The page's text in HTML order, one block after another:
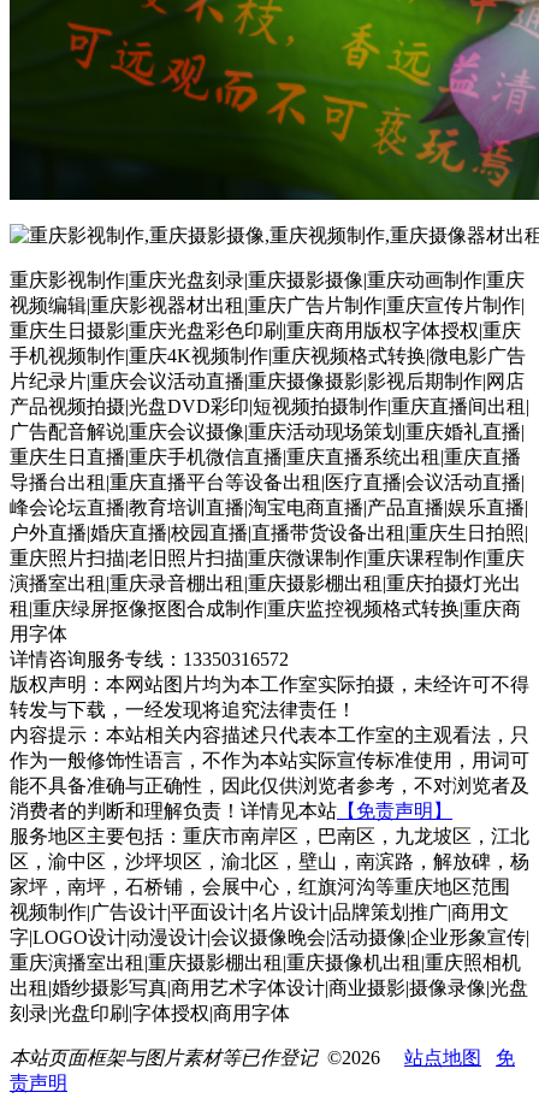
重庆影视制作|重庆光盘刻录|重庆摄影摄像|重庆动画制作|重庆
视频编辑|重庆影视器材出租|重庆广告片制作|重庆宣传片制作|
重庆生日摄影|重庆光盘彩色印刷|重庆商用版权字体授权|重庆
手机视频制作|重庆4K视频制作|重庆视频格式转换|微电影广告
片纪录片|重庆会议活动直播|重庆摄像摄影|影视后期制作|网店
产品视频拍摄|光盘DVD彩印|短视频拍摄制作|重庆直播间出租|
广告配音解说|重庆会议摄像|重庆活动现场策划|重庆婚礼直播|
重庆生日直播|重庆手机微信直播|重庆直播系统出租|重庆直播
导播台出租|重庆直播平台等设备出租|医疗直播|会议活动直播|
峰会论坛直播|教育培训直播|淘宝电商直播|产品直播|娱乐直播|
户外直播|婚庆直播|校园直播|直播带货设备出租|重庆生日拍照|
重庆照片扫描|老旧照片扫描|重庆微课制作|重庆课程制作|重庆
演播室出租|重庆录音棚出租|重庆摄影棚出租|重庆拍摄灯光出
租|重庆绿屏抠像抠图合成制作|重庆监控视频格式转换|重庆商
用字体
详情咨询服务专线：13350316572
版权声明：本网站图片均为本工作室实际拍摄，未经许可不得
转发与下载，一经发现将追究法律责任！
内容提示：本站相关内容描述只代表本工作室的主观看法，只
作为一般修饰性语言，不作为本站实际宣传标准使用，用词可
能不具备准确与正确性，因此仅供浏览者参考，不对浏览者及
消费者的判断和理解负责！详情见本站 【免责声明】
服务地区主要包括：重庆市南岸区，巴南区，九龙坡区，江北
区，渝中区，沙坪坝区，渝北区，壁山，南滨路，解放碑，杨
家坪，南坪，石桥铺，会展中心，红旗河沟等重庆地区范围
视频制作|广告设计|平面设计|名片设计|品牌策划推广|商用文
字|LOGO设计|动漫设计|会议摄像晚会|活动摄像|企业形象宣传|
重庆演播室出租|重庆摄影棚出租|重庆摄像机出租|重庆照相机
出租|婚纱摄影写真|商用艺术字体设计|商业摄影|摄像录像|光盘
刻录|光盘印刷|字体授权|商用字体
本站页面框架与图片素材等已作登记©2026 站点地图
免
责声明